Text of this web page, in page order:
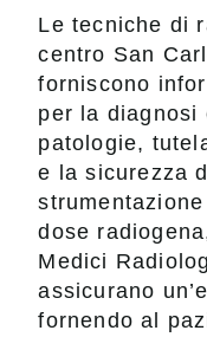
Le tecniche di
centro San
forniscono
per la diagnosi
patologie,
e la sicurezza
dose
Medici
assicurano
fornendo al